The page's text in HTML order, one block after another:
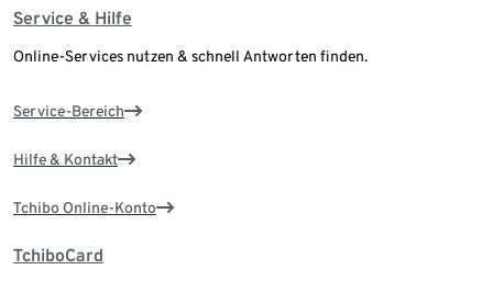
Service & Hilfe
Online-Services nutzen & schnell Antworten finden.
Service-Bereich
Hilfe & Kontakt
Tchibo Online-Konto
TchiboCard